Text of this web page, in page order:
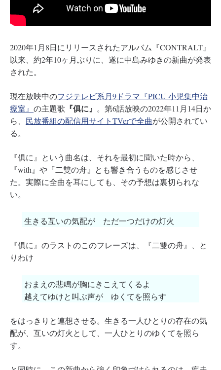
2020年1月8日にリリースされたアルバム『CONTRALT』
以来、約2年10ヶ月ぶりに、遂に中島みゆきの新曲が発表
された。
現在放映中のフジテレビ系月9ドラマ『PICU 小児集中治
療室』 の主題歌 『俱に』 。第6話放映の2022年11月14日か
ら、 民放番組の配信用サイトTVerで全曲が公開されてい
る。
『俱に』という曲名は、それを最初に聞いた時から、
『with』や『二雙の舟』とも響き合うものを感じさせ
た。実際に全曲を耳にしても、その予想は裏切られな
い。
生きる互いの気配が ただ一つだけの灯火
『俱に』のラストのこのフレーズは、『二雙の舟』、と
りわけ
おまえの悲鳴が胸にきこえてくるよ
越えてゆけと叫ぶ声が ゆくてを照らす
をはっきりと連想させる。生きる一人ひとりの存在の気
配が、互いの灯火として、一人ひとりのゆくてを照ら
す。